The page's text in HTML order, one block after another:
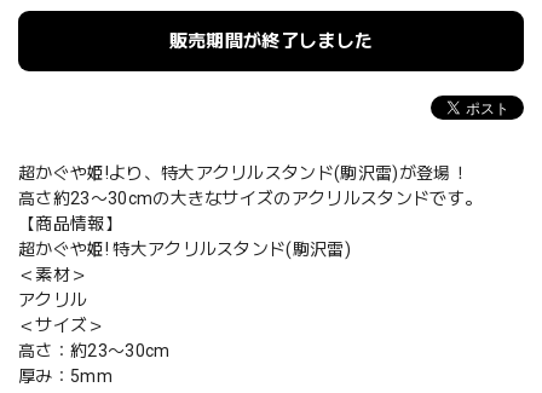
販売期間が終了しました
超かぐや姫!より、特大アクリルスタンド(駒沢雷)が登場！
高さ約23〜30cmの大きなサイズのアクリルスタンドです。
【商品情報】
超かぐや姫! 特大アクリルスタンド(駒沢雷)
＜素材＞
アクリル
＜サイズ＞
高さ：約23〜30cm
厚み：5mm